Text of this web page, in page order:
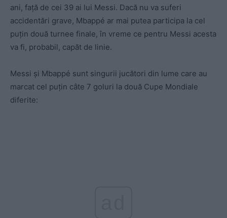
ani, față de cei 39 ai lui Messi. Dacă nu va suferi
accidentări grave, Mbappé ar mai putea participa la cel
puțin două turnee finale, în vreme ce pentru Messi acesta
va fi, probabil, capăt de linie.
Messi și Mbappé sunt singurii jucători din lume care au
marcat cel puțin câte 7 goluri la două Cupe Mondiale
diferite: